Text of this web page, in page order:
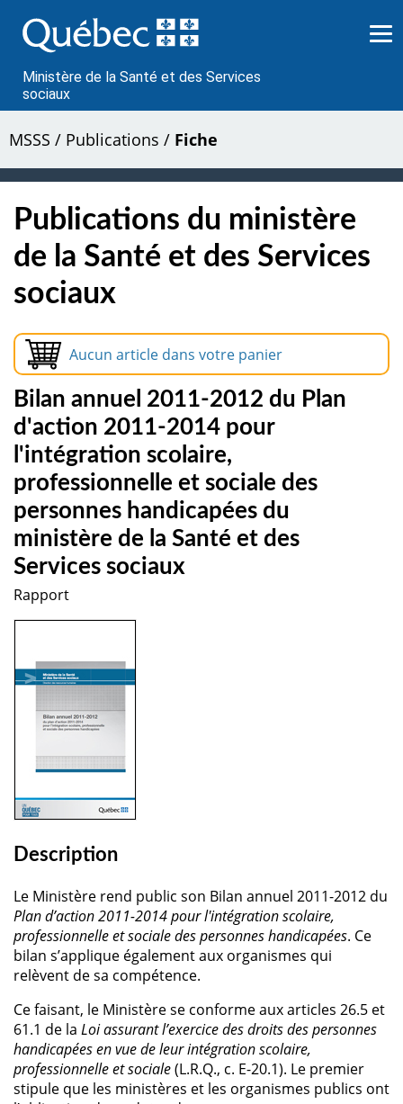
au
contenu
Ministère de la Santé et des Services
sociaux
MSSS / Publications / Fiche
Publications du ministère
de la Santé et des Services
sociaux
Aucun article dans votre panier
Bilan annuel 2011-2012 du Plan
d'action 2011-2014 pour
l'intégration scolaire,
professionnelle et sociale des
personnes handicapées du
ministère de la Santé et des
Services sociaux
Rapport
Description
Le Ministère rend public son Bilan annuel 2011-2012 du
Plan d’action 2011-2014 pour l'intégration scolaire,
professionnelle et sociale des personnes handicapées. Ce
bilan s’applique également aux organismes qui
relèvent de sa compétence.
Ce faisant, le Ministère se conforme aux articles 26.5 et
61.1 de la Loi assurant l’exercice des droits des personnes
handicapées en vue de leur intégration scolaire,
professionnelle et sociale(L.R.Q., c. E-20.1). Le premier
stipule que les ministères et les organismes publics ont